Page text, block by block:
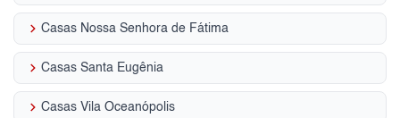
keyboard_arrow_right Casas Nossa Senhora de Fátima
keyboard_arrow_right Casas Santa Eugênia
keyboard_arrow_right Casas Vila Oceanópolis